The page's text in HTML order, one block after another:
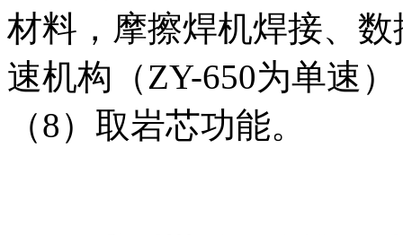
材料，摩擦焊机焊接、
速机构（ZY-650为单速
（8）取岩芯功能。